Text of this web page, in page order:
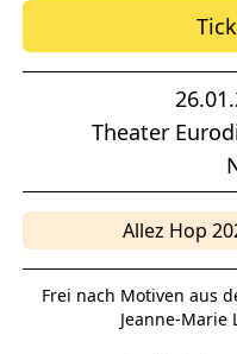
Theater
Allez Hop
Frei nach Motiven aus
Jeanne-Marie